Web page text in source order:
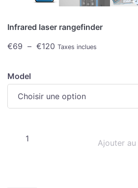
Infrared laser rangefinder
€69 – €120 Taxes inclues
Model
Ajouter